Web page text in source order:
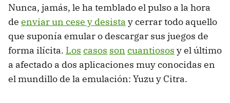
Nunca, jamás, le ha temblado el pulso a la hora
de enviar un cese y desista y cerrar todo aquello
que suponía emular o descargar sus juegos de
forma ilícita. Los casos son cuantiosos y el último
a afectado a dos aplicaciones muy conocidas en
el mundillo de la emulación: Yuzu y Citra.